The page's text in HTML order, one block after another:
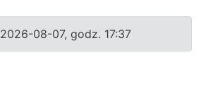
2026-08-07, godz. 17:37